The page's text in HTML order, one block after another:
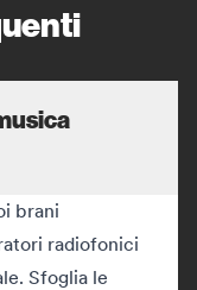
brani
radiofonici
Sfoglia le